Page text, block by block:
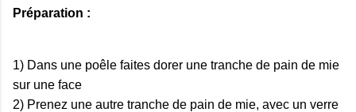
Préparation :
1) Dans une poêle faites dorer une tranche de pain de mie
sur une face
2) Prenez une autre tranche de pain de mie, avec un verre